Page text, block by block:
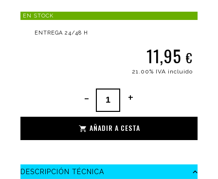
EN STOCK
ENTREGA 24/48 H
11,95 €
21.00% IVA incluido
- +
AÑADIR A CESTA
DESCRIPCIÓN TÉCNICA